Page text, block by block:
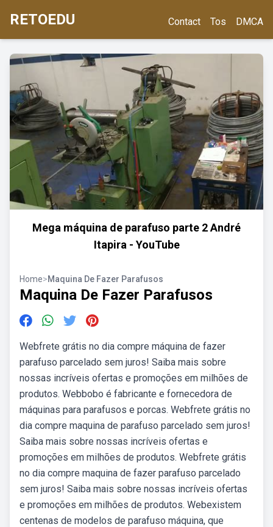
RETOEDU Contact Tos DMCA
Mega máquina de parafuso parte 2 André
Itapira - YouTube
Home>Maquina De Fazer Parafusos
Maquina De Fazer Parafusos
Webfrete grátis no dia compre máquina de fazer
parafuso parcelado sem juros! Saiba mais sobre
nossas incríveis ofertas e promoções em milhões de
produtos. Webbobo é fabricante e fornecedora de
máquinas para parafusos e porcas. Webfrete grátis no
dia compre maquina de parafuso parcelado sem juros!
Saiba mais sobre nossas incríveis ofertas e
promoções em milhões de produtos. Webfrete grátis
no dia compre maquina de fazer parafuso parcelado
sem juros! Saiba mais sobre nossas incríveis ofertas
e promoções em milhões de produtos. Webexistem
centenas de modelos de parafuso máquina, que